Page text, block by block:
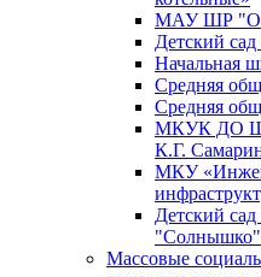
МАУ ШР
Детский
Начальная
Средняя
Средняя
МКУК ДО ШР
К.Г.
МКУ
Детский
"Солнышко"
Массовые